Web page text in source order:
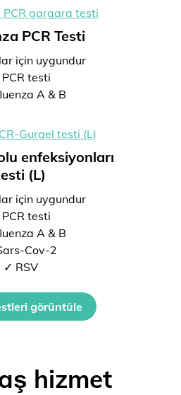
PCR Testi
için uygundur
testi
A & B
enfeksiyonları
(L)
için uygundur
testi
A & B
Cov-2
✓ RSV
görüntüle
hizmet